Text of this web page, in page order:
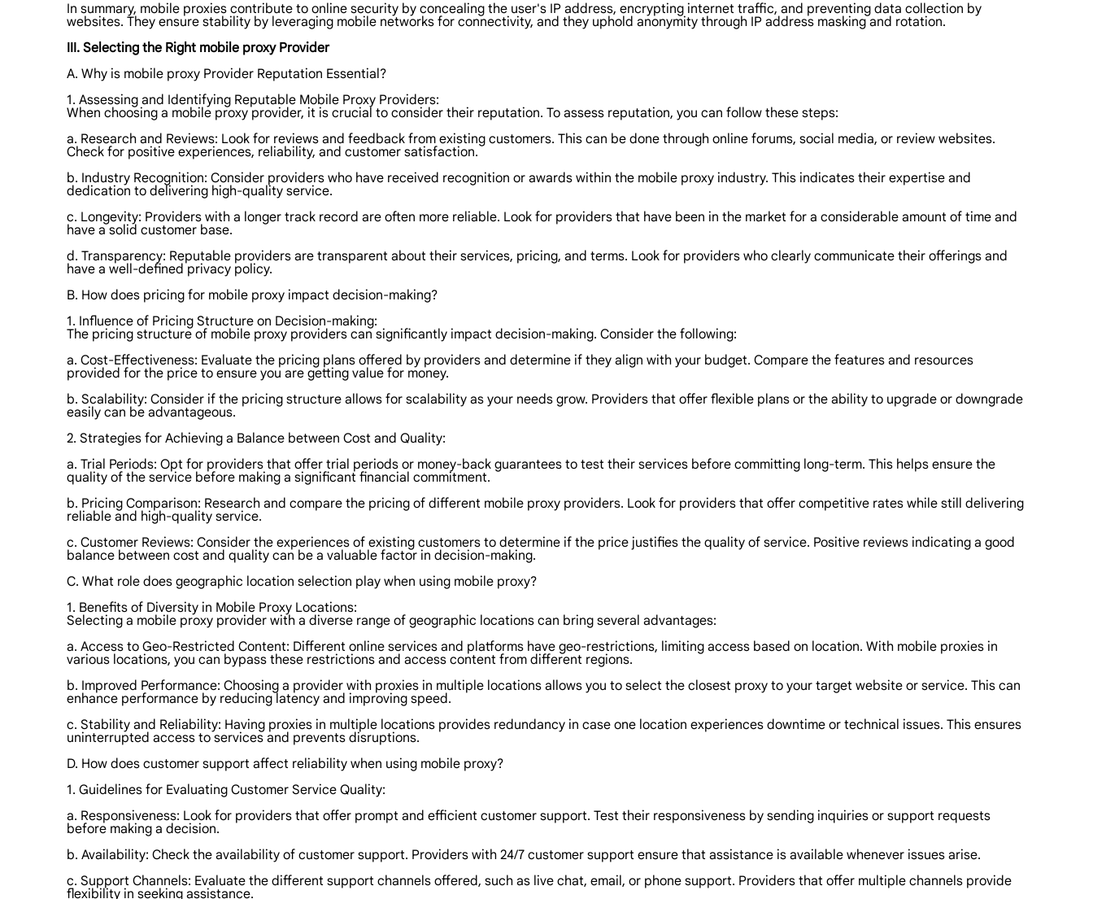
In summary, mobile proxies contribute to online security by concealing the user's IP address, encrypting internet traffic, and preventing data collection by
websites. They ensure stability by leveraging mobile networks for connectivity, and they uphold anonymity through IP address masking and rotation.
III. Selecting the Right mobile proxy Provider
A. Why is mobile proxy Provider Reputation Essential?
1. Assessing and Identifying Reputable Mobile Proxy Providers:
When choosing a mobile proxy provider, it is crucial to consider their reputation. To assess reputation, you can follow these steps:
a. Research and Reviews: Look for reviews and feedback from existing customers. This can be done through online forums, social media, or review websites.
Check for positive experiences, reliability, and customer satisfaction.
b. Industry Recognition: Consider providers who have received recognition or awards within the mobile proxy industry. This indicates their expertise and
dedication to delivering high-quality service.
c. Longevity: Providers with a longer track record are often more reliable. Look for providers that have been in the market for a considerable amount of time and
have a solid customer base.
d. Transparency: Reputable providers are transparent about their services, pricing, and terms. Look for providers who clearly communicate their offerings and
have a well-defined privacy policy.
B. How does pricing for mobile proxy impact decision-making?
1. Influence of Pricing Structure on Decision-making:
The pricing structure of mobile proxy providers can significantly impact decision-making. Consider the following:
a. Cost-Effectiveness: Evaluate the pricing plans offered by providers and determine if they align with your budget. Compare the features and resources
provided for the price to ensure you are getting value for money.
b. Scalability: Consider if the pricing structure allows for scalability as your needs grow. Providers that offer flexible plans or the ability to upgrade or downgrade
easily can be advantageous.
2. Strategies for Achieving a Balance between Cost and Quality:
a. Trial Periods: Opt for providers that offer trial periods or money-back guarantees to test their services before committing long-term. This helps ensure the
quality of the service before making a significant financial commitment.
b. Pricing Comparison: Research and compare the pricing of different mobile proxy providers. Look for providers that offer competitive rates while still delivering
reliable and high-quality service.
c. Customer Reviews: Consider the experiences of existing customers to determine if the price justifies the quality of service. Positive reviews indicating a good
balance between cost and quality can be a valuable factor in decision-making.
C. What role does geographic location selection play when using mobile proxy?
1. Benefits of Diversity in Mobile Proxy Locations:
Selecting a mobile proxy provider with a diverse range of geographic locations can bring several advantages:
a. Access to Geo-Restricted Content: Different online services and platforms have geo-restrictions, limiting access based on location. With mobile proxies in
various locations, you can bypass these restrictions and access content from different regions.
b. Improved Performance: Choosing a provider with proxies in multiple locations allows you to select the closest proxy to your target website or service. This can
enhance performance by reducing latency and improving speed.
c. Stability and Reliability: Having proxies in multiple locations provides redundancy in case one location experiences downtime or technical issues. This ensures
uninterrupted access to services and prevents disruptions.
D. How does customer support affect reliability when using mobile proxy?
1. Guidelines for Evaluating Customer Service Quality:
a. Responsiveness: Look for providers that offer prompt and efficient customer support. Test their responsiveness by sending inquiries or support requests
before making a decision.
b. Availability: Check the availability of customer support. Providers with 24/7 customer support ensure that assistance is available whenever issues arise.
c. Support Channels: Evaluate the different support channels offered, such as live chat, email, or phone support. Providers that offer multiple channels provide
flexibility in seeking assistance.